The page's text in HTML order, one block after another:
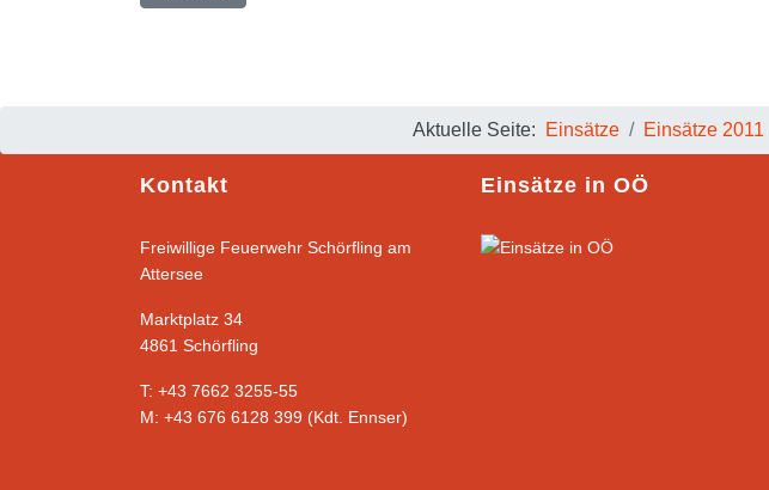
Aktuelle Seite: Einsätze Einsätze 2011
Kontakt
Freiwillige Feuerwehr Schörfling am
Attersee
Marktplatz 34
4861 Schörfling
T: +43 7662 3255-55
M: +43 676 6128 399 (Kdt. Ennser)
Einsätze in OÖ